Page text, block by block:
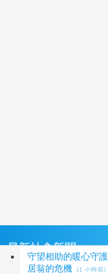
最新社會新聞
守望相助的暖心守護 湖內警消聯手破門化解獨
居翁的危機
(1 小時前)